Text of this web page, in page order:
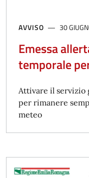
AVVISO 30
Emessa
temporale
Attivare il servizio
per rimanere
meteo